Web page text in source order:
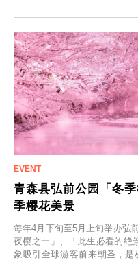
青森县弘前公园「冬
季樱花美景
每年4月下旬至5月上旬举办弘
夜樱之一」、「此生必看的绝
象吸引全球游客前来朝圣，